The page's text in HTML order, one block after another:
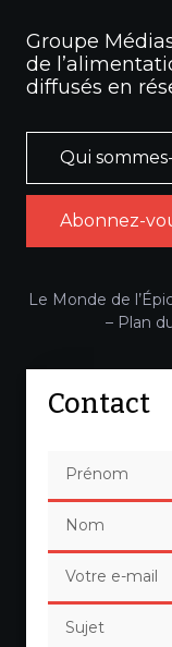
Groupe
de
diffusés en
Qui
Abonnez-
Le Monde de
– Plan
Contact